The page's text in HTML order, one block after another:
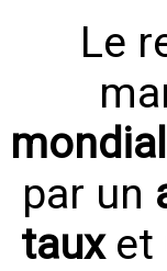
Le
par un
tauxet